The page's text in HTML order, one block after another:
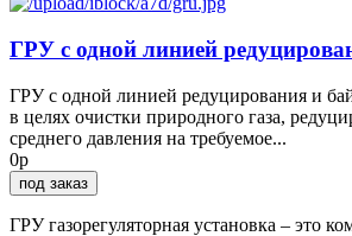
ГРУ с одной линией
ГРУ с одной линией редуцирования и
в целях очистки природного газа,
среднего давления на требуемое...
0р
под заказ
ГРУ газорегуляторная установка – это